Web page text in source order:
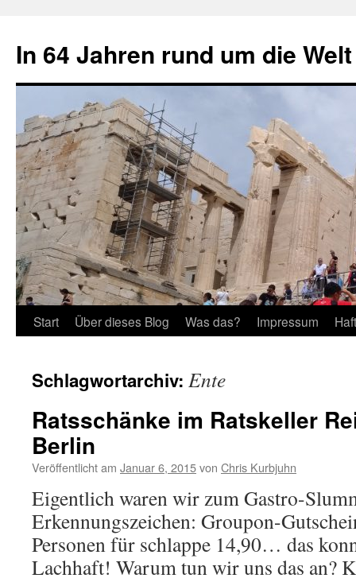
springen
In 64 Jahren rund um die Welt
Start Über dieses Blog Was das? Impressum
Schlagwortarchiv: Ente
Ratsschänke im Ratskeller
Berlin
Veröffentlicht am Januar 6, 2015von Chris Kurbjuhn
Eigentlich waren wir zum Gastro-
Erkennungszeichen: Groupon-
Personen für schlappe 14,90… das
Lachhaft! Warum tun wir uns das an?